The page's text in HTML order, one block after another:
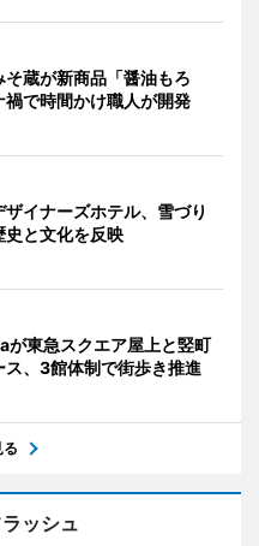
蔵が新商品「醤油もろ
で時間かけ職人が開発
イナーズホテル、雪づり
史と文化を反映
東急スクエア屋上と竪町
ス、3館体制で街歩き推進
る
ッシュ